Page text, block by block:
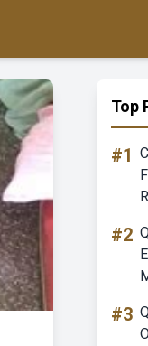
Top
#1
#2
#3